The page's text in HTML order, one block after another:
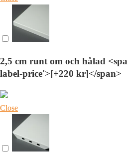
2,5 cm runt om och hålad
label-price'>[+220 kr]</span>
Close